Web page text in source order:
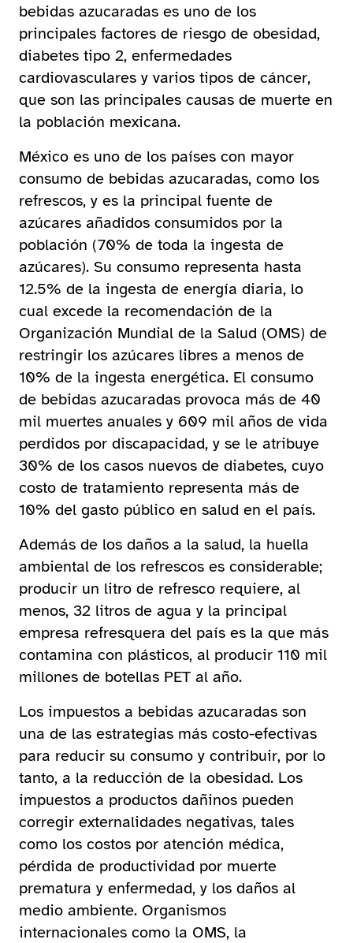
bebidas azucaradas es uno de los
principales factores de riesgo de obesidad,
diabetes tipo 2, enfermedades
cardiovasculares y varios tipos de cáncer,
que son las principales causas de muerte en
la población mexicana.
México es uno de los países con mayor
consumo de bebidas azucaradas, como los
refrescos, y es la principal fuente de
azúcares añadidos consumidos por la
población (70% de toda la ingesta de
azúcares). Su consumo representa hasta
12.5% de la ingesta de energía diaria, lo
cual excede la recomendación de la
Organización Mundial de la Salud (OMS) de
restringir los azúcares libres a menos de
10% de la ingesta energética. El consumo
de bebidas azucaradas provoca más de 40
mil muertes anuales y 609 mil años de vida
perdidos por discapacidad, y se le atribuye
30% de los casos nuevos de diabetes, cuyo
costo de tratamiento representa más de
10% del gasto público en salud en el país.
Además de los daños a la salud, la huella
ambiental de los refrescos es considerable;
producir un litro de refresco requiere, al
menos, 32 litros de agua y la principal
empresa refresquera del país es la que más
contamina con plásticos, al producir 110 mil
millones de botellas PET al año.
Los impuestos a bebidas azucaradas son
una de las estrategias más costo-efectivas
para reducir su consumo y contribuir, por lo
tanto, a la reducción de la obesidad. Los
impuestos a productos dañinos pueden
corregir externalidades negativas, tales
como los costos por atención médica,
pérdida de productividad por muerte
prematura y enfermedad, y los daños al
medio ambiente. Organismos
internacionales como la OMS, la